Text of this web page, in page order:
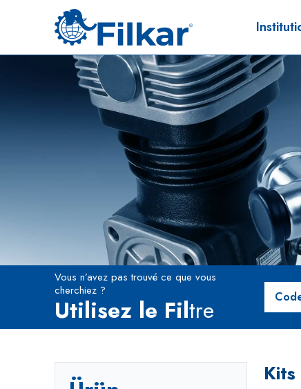
Vous n’avez pas trouvé ce que vous
cherchiez ?
Utilisez le Filtre